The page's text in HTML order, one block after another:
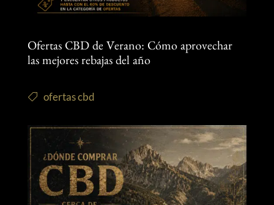
Ofertas CBD de Verano: Cómo aprovechar
las mejores rebajas del año
ofertas cbd